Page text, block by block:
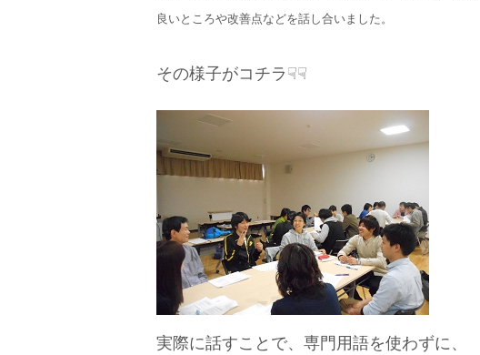
良いところや改善点などを話し合いました。
その様子がコチラ☟☟
実際に話すことで、専門用語を使わずに、